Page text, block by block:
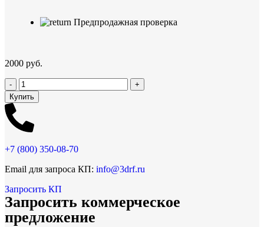
Предпродажная проверка
2000 руб.
Купить
+7 (800) 350-08-70
Email для запроса КП: info@3drf.ru
Запросить КП
Запросить коммерческое
предложение